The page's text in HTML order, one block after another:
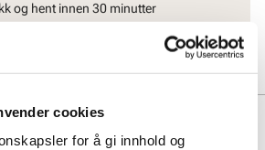
cookies
for å gi innhold og
og hent innen 30 minutter